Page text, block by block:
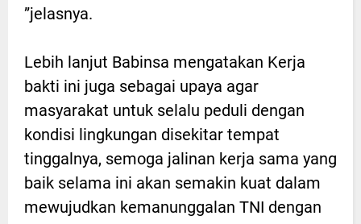
”jelasnya.
Lebih lanjut Babinsa mengatakan Kerja
bakti ini juga sebagai upaya agar
masyarakat untuk selalu peduli dengan
kondisi lingkungan disekitar tempat
tinggalnya, semoga jalinan kerja sama yang
baik selama ini akan semakin kuat dalam
mewujudkan kemanunggalan TNI dengan